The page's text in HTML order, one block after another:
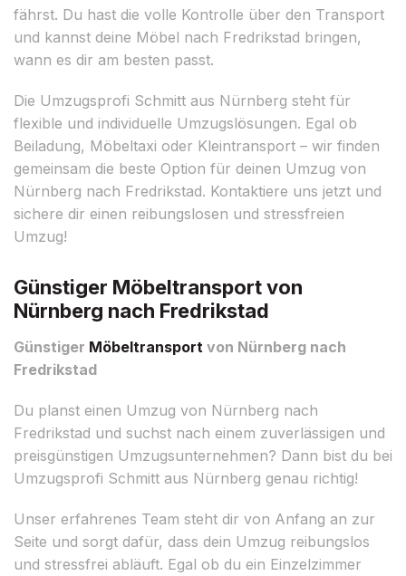
fährst. Du hast die volle Kontrolle über den Transport
und kannst deine Möbel nach Fredrikstad bringen,
wann es dir am besten passt.
Die Umzugsprofi Schmitt aus Nürnberg steht für
flexible und individuelle Umzugslösungen. Egal ob
Beiladung, Möbeltaxi oder Kleintransport – wir finden
gemeinsam die beste Option für deinen Umzug von
Nürnberg nach Fredrikstad. Kontaktiere uns jetzt und
sichere dir einen reibungslosen und stressfreien
Umzug!
Günstiger Möbeltransport von
Nürnberg nach Fredrikstad
Günstiger Möbeltransport von Nürnberg nach
Fredrikstad
Du planst einen Umzug von Nürnberg nach
Fredrikstad und suchst nach einem zuverlässigen und
preisgünstigen Umzugsunternehmen? Dann bist du bei
Umzugsprofi Schmitt aus Nürnberg genau richtig!
Unser erfahrenes Team steht dir von Anfang an zur
Seite und sorgt dafür, dass dein Umzug reibungslos
und stressfrei abläuft. Egal ob du ein Einzelzimmer